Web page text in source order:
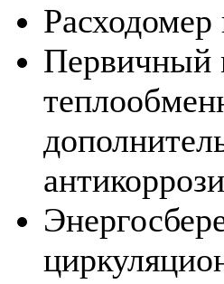
Первичный